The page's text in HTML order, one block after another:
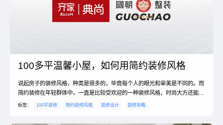
100多平温馨小屋，如何用简约装修风格
说起房子的装修风格，种类是很多的，毕竟每个人的眼光和审美是不同的。而
简约装修在年轻群体中，一直是比较受欢迎的一种装修风格，时尚大方还能彰
显户主的品味，同时还能省钱。而今天主要来了解关于100多平简约装修的特
标签： 100平装修 简约装修风格 装修设计 装修攻略